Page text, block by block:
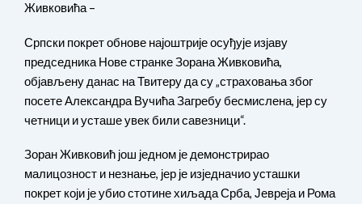
Живковића –
Српски покрет обнове најоштрије осуђује изјаву
председника Нове странке Зорана Живковића,
објављену данас на Твитеру да су „страховања због
посете Александра Вучића Загребу бесмислена, јер су
четници и усташе увек били савезници“.
Зоран Живковић још једном је демонстрирао
малицозност и незнање, јер је изједначио усташки
покрет који је убио стотине хиљада Срба, Јевреја и Рома